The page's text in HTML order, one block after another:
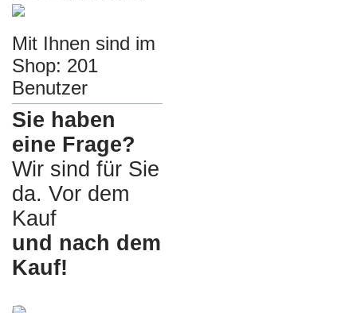
Mit Ihnen sind im
Shop: 201
Benutzer
Sie haben
eine Frage?
Wir sind für Sie
da. Vor dem
Kauf
und nach dem
Kauf!